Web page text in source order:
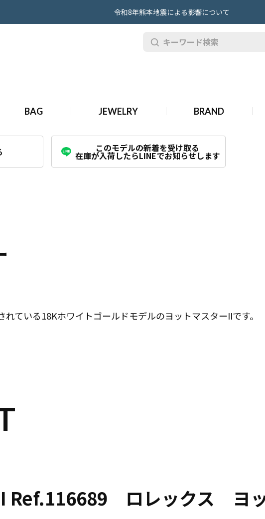
令和8年熊本地震による影響について
BAG JEWELRY BRAND
このモデルの新着を受け取る
在庫が入荷したらLINEでお知らせします
ている18KホワイトゴールドモデルのヨットマスターIIです。
Ref.116689 ロレックス ヨ